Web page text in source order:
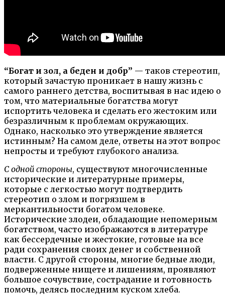
“Богат и зол, а беден и добр” — таков стереотип,
который зачастую проникает в нашу жизнь с
самого раннего детства, воспитывая в нас идею о
том, что материальные богатства могут
испортить человека и сделать его жестоким или
безразличным к проблемам окружающих.
Однако, насколько это утверждение является
истинным? На самом деле, ответы на этот вопрос
непросты и требуют глубокого анализа.
С одной стороны, существуют многочисленные
исторические и литературные примеры,
которые с легкостью могут подтвердить
стереотип о злом и погрязшем в
меркантильности богатом человеке.
Исторические злодеи, обладающие непомерным
богатством, часто изображаются в литературе
как бессердечные и жестокие, готовые на все
ради сохранения своих денег и собственной
власти. С другой стороны, многие бедные люди,
подверженные нищете и лишениям, проявляют
большое сочувствие, сострадание и готовность
помочь, делясь последним куском хлеба.